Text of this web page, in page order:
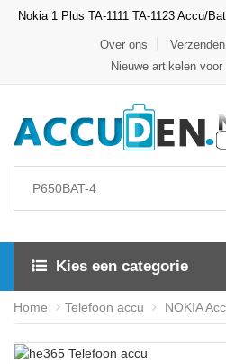
Nokia 1 Plus TA-1111 TA-1123 Accu/
Over ons
Nieuwe artikelen
Kies een categorie
Home Telefoon accu NOKIA